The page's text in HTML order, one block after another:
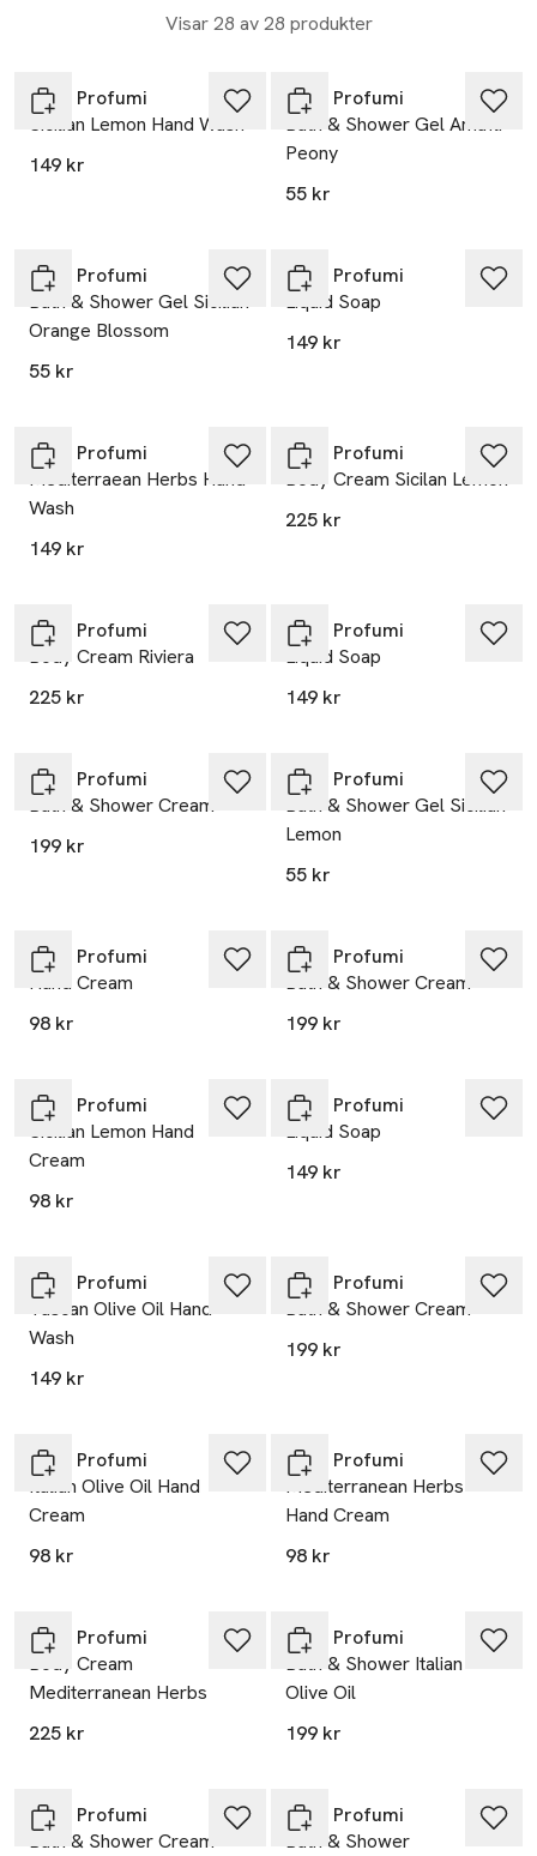
mest ljuvliga dofterna från dessa platser direkt på din hud.
Visar 28 av 28 produkter
Rudy Profumi
Sicilian Lemon Hand Wash
149 kr
Rudy Profumi
Bath & Shower Gel Amafli
Peony
55 kr
Rudy Profumi
Bath & Shower Gel Sicilian
Orange Blossom
55 kr
Rudy Profumi
Liquid Soap
149 kr
Rudy Profumi
Mediterraean Herbs Hand
Wash
149 kr
Rudy Profumi
Body Cream Sicilan Lemon
225 kr
Rudy Profumi
Body Cream Riviera
225 kr
Rudy Profumi
Liquid Soap
149 kr
Rudy Profumi
Bath & Shower Cream
199 kr
Rudy Profumi
Bath & Shower Gel Sicilian
Lemon
55 kr
Rudy Profumi
Hand Cream
98 kr
Rudy Profumi
Bath & Shower Cream
199 kr
Rudy Profumi
Sicilian Lemon Hand
Cream
98 kr
Rudy Profumi
Liquid Soap
149 kr
Rudy Profumi
Tuscan Olive Oil Hand
Wash
149 kr
Rudy Profumi
Bath & Shower Cream
199 kr
Rudy Profumi
Italian Olive Oil Hand
Cream
98 kr
Rudy Profumi
Mediterranean Herbs
Hand Cream
98 kr
Rudy Profumi
Body Cream
Mediterranean Herbs
225 kr
Rudy Profumi
Bath & Shower Italian
Olive Oil
199 kr
Rudy Profumi
Bath & Shower Cream
Rudy Profumi
Bath & Shower